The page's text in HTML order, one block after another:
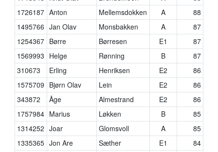
1726187 Anton Mellemsdokken A
88
1495766 Jan Olav Monsbakken A
87
1254367 Børre Børresen E1
87
1569993 Helge Rønning B
87
310673
Erling Henriksen E2
86
1575709 Bjørn Olav Lein E2
86
343872
Åge Almestrand E2
86
1757984 Marius Løkken B
85
1314252 Joar Glomsvoll A
85
1335365 Jon Are Sæther E1
84